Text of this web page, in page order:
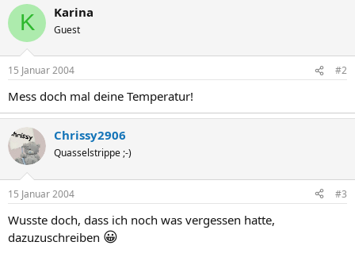
K Karina
Guest
15 Januar 2004 #2
Mess doch mal deine Temperatur!
Chrissy2906
Quasselstrippe ;-)
15 Januar 2004 #3
Wusste doch, dass ich noch was vergessen hatte,
dazuzuschreiben 😀